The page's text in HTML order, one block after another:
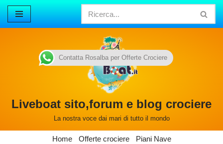
Vai
Liveboat sito,forum e blog crociere
La nostra voce dai mari di tutto il mondo
Home Offerte crociere Piani Nave
Contatta Rosalba per Offerte Crociere